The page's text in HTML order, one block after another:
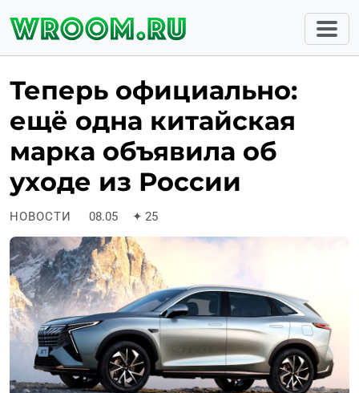
Теперь официально:
ещё одна китайская
марка объявила об
уходе из России
НОВОСТИ 08.05 ✦ 25